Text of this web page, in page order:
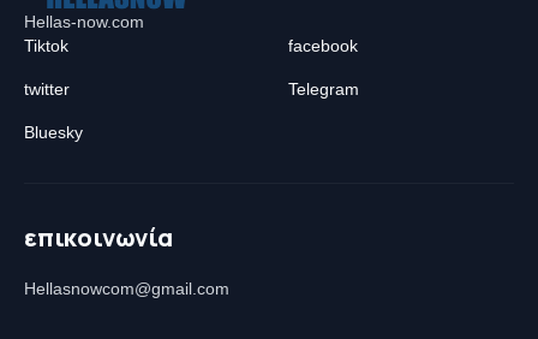
Hellas-now.com
Tiktok
facebook
twitter Telegram
Bluesky
επικοινωνία
Hellasnowcom@gmail.com